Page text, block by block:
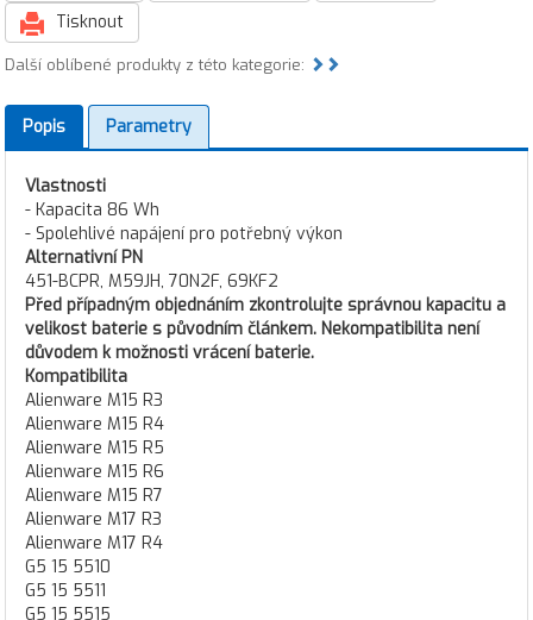
Tisknout
Další oblíbené produkty z této kategorie:
Popis Parametry
Vlastnosti
- Kapacita 86 Wh
- Spolehlivé napájení pro potřebný výkon
Alternativní PN
451-BCPR, M59JH, 70N2F, 69KF2
Před případným objednáním zkontrolujte správnou kapacitu a
velikost baterie s původním článkem. Nekompatibilita není
důvodem k možnosti vrácení baterie.
Kompatibilita
Alienware M15 R3
Alienware M15 R4
Alienware M15 R5
Alienware M15 R6
Alienware M15 R7
Alienware M17 R3
Alienware M17 R4
G5 15 5510
G5 15 5511
G5 15 5515